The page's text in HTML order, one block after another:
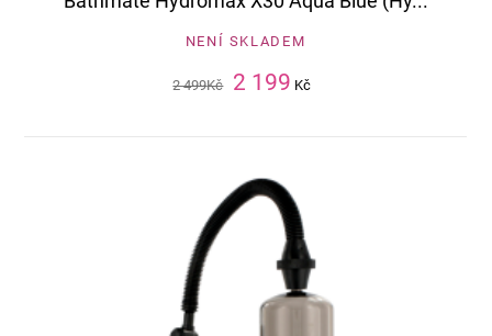
NENÍ SKLADEM
2 499Kč 2 199 Kč